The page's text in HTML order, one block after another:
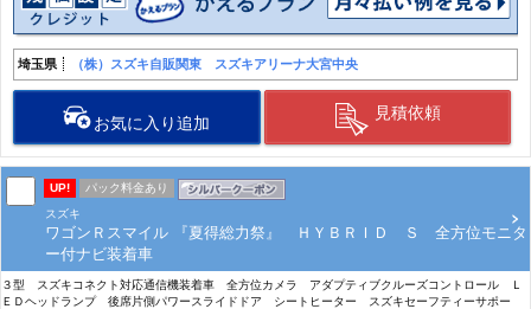
埼玉県 （株）スズキ自販関東 スズキアリーナ大宮中央
お気に入り追加
見積依頼
UP!
パック料金あり
スズキ
ワゴンＲスマイル 『夏得総力祭』 ＨＹＢＲＩＤ Ｓ 全方位モニタ
ー付ナビ装着車
３型 スズキコネクト対応通信機装着車 全方位カメラ アダプティブクルーズコントロール Ｌ
ＥＤヘッドランプ 後席片側パワースライドドア シートヒーター スズキセーフティーサポー